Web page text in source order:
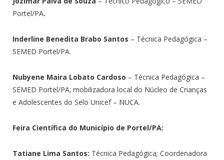
Portel/PA.
Inderline Benedita Brabo Santos – Técnica Pedagógica –
SEMED Portel/PA.
Nubyene Maira Lobato Cardoso – Técnica Pedagógica –
SEMED Portel/PA; mobilizadora local do Núcleo de Crianças
e Adolescentes do Selo Unicef – NUCA.
Feira Científica do Município de Portel/PA:
Tatiane Lima Santos: Técnica Pedagógica; Coordenadora